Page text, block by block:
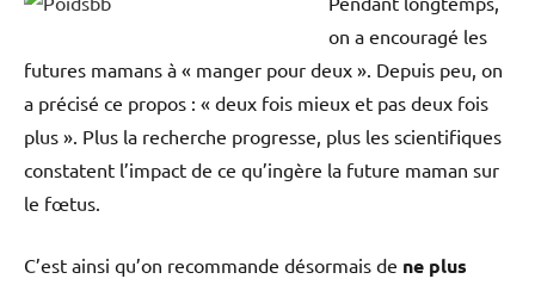
on a encouragé les
futures mamans à « manger pour deux ». Depuis peu, on
a précisé ce propos : « deux fois mieux et pas deux fois
plus ». Plus la recherche progresse, plus les scientifiques
constatent l’impact de ce qu’ingère la future maman sur
le fœtus.
C’est ainsi qu’on recommande désormais de ne plus